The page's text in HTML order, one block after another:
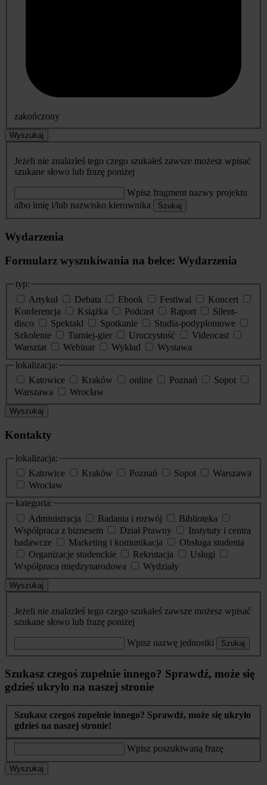
zakończony
Wyszukaj
Jeżeli nie znalazłeś tego czego szukałeś zawsze możesz wpisać
szukane słowo lub frazę poniżej
Wpisz fragment nazwy projektu
albo imię i/lub nazwisko kierownika
Szukaj
Wydarzenia
Formularz wyszukiwania na belce: Wydarzenia
typ:
Artykuł
Debata Ebook Festiwal
Koncert
Konferencja
Książka Podcast Raport
Silent-
disco
Spektakl Spotkanie
Studia-podyplomowe
Szkolenie
Turniej-gier Uroczystość
Videocast
Warsztat
Webinar Wykład
Wystawa
lokalizacja:
Katowice
Kraków online Poznań
Sopot
Warszawa
Wrocław
Wyszukaj
Kontakty
lokalizacja:
Katowice
Kraków Poznań Sopot
Warszawa
Wrocław
kategoria:
Administracja
Badania i rozwój
Biblioteka
Współpraca z biznesem
Dział Prawny
Instytuty i centra
badawcze
Marketing i komunikacja
Obsługa studenta
Organizacje studenckie
Rekrutacja
Usługi
Współpraca międzynarodowa
Wydziały
Wyszukaj
Jeżeli nie znalazłeś tego czego szukałeś zawsze możesz wpisać
szukane słowo lub frazę poniżej
Wpisz nazwę jednostki Szukaj
Szukasz czegoś zupełnie innego? Sprawdź, może się
gdzieś ukryło na naszej stronie
Szukasz czegoś zupełnie innego? Sprawdź, może się ukryło
gdzieś na naszej stronie!
Wpisz poszukiwaną frazę
Wyszukaj